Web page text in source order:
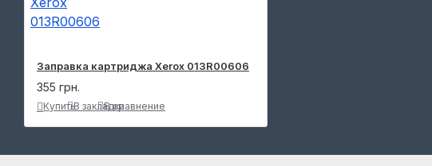
Заправка картриджа Xerox 013R00606
355 грн.
КупитьВ закладкиВ сравнение